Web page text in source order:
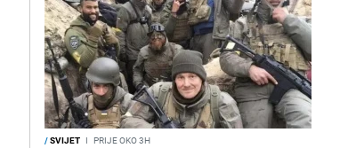
/SVIJET I PRIJE OKO 3H